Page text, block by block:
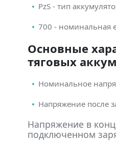
PzS - тип
700 - номинальная
Основные
тяговых
Номинальное
Напряжение после
Напряжение в
подключенном